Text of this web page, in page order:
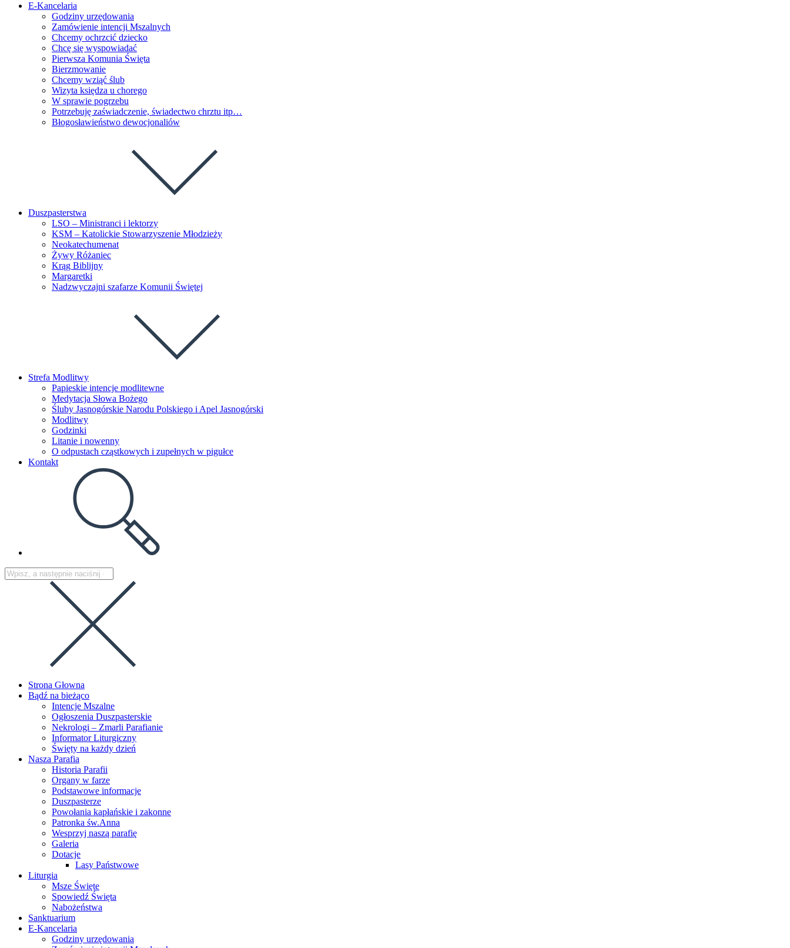
E-Kancelaria
Godziny urzędowania
Zamówienie intencji Mszalnych
Chcemy ochrzcić dziecko
Chcę się wyspowiadać
Pierwsza Komunia Święta
Bierzmowanie
Chcemy wziąć ślub
Wizyta księdza u chorego
W sprawie pogrzebu
Potrzebuję zaświadczenie, świadectwo chrztu itp…
Błogosławieństwo dewocjonaliów
Duszpasterstwa
LSO – Ministranci i lektorzy
KSM – Katolickie Stowarzyszenie Młodzieży
Neokatechumenat
Żywy Różaniec
Krąg Biblijny
Margaretki
Nadzwyczajni szafarze Komunii Świętej
Strefa Modlitwy
Papieskie intencje modlitewne
Medytacja Słowa Bożego
Śluby Jasnogórskie Narodu Polskiego i Apel Jasnogórski
Modlitwy
Godzinki
Litanie i nowenny
O odpustach cząstkowych i zupełnych w pigułce
Kontakt
Strona Głowna
Bądź na bieżąco
Intencje Mszalne
Ogłoszenia Duszpasterskie
Nekrologi – Zmarli Parafianie
Informator Liturgiczny
Święty na każdy dzień
Nasza Parafia
Historia Parafii
Organy w farze
Podstawowe informacje
Duszpasterze
Powołania kapłańskie i zakonne
Patronka św.Anna
Wesprzyj naszą parafię
Galeria
Dotacje
Lasy Państwowe
Liturgia
Msze Święte
Spowiedź Święta
Nabożeństwa
Sanktuarium
E-Kancelaria
Godziny urzędowania